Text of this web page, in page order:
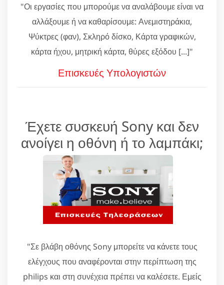
"Οι εργασίες που μπορούμε να αναλάβουμε είναι να
αλλάξουμε ή να καθαρίσουμε: Ανεμιστηράκια,
Ψύκτρες (φαν), Σκληρό δίσκο, Κάρτα γραφικών,
κάρτα ήχου, μητρική κάρτα, θύρες εξόδου [...]"
Επισκευές Υπολογιστών
Έχετε συσκευή Sony και δεν
ανοίγει η οθόνη ή το λαμπάκι;
"Σε βλάβη οθόνης Sony μπορείτε να κάνετε τους
ελέγχους που αναφέρονται στην περίπτωση της
philips και στη συνέχεια πρέπει να καλέσετε. Εμείς